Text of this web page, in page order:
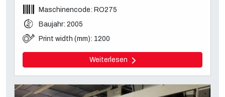
Maschinencode: RO275
Baujahr: 2005
Print width (mm): 1200
Weiterlesen